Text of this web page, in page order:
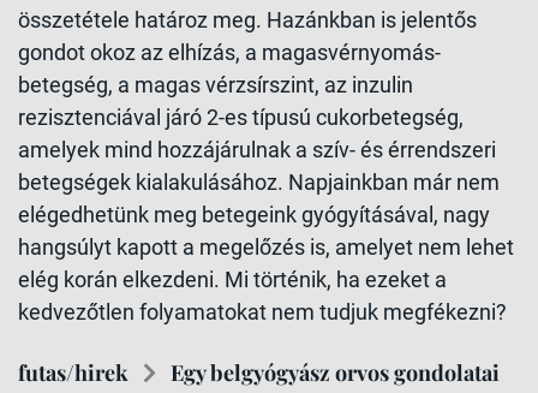
összetétele határoz meg. Hazánkban is jelentős
gondot okoz az elhízás, a magasvérnyomás-
betegség, a magas vérzsírszint, az inzulin
rezisztenciával járó 2-es típusú cukorbetegség,
amelyek mind hozzájárulnak a szív- és érrendszeri
betegségek kialakulásához. Napjainkban már nem
elégedhetünk meg betegeink gyógyításával, nagy
hangsúlyt kapott a megelőzés is, amelyet nem lehet
elég korán elkezdeni. Mi történik, ha ezeket a
kedvezőtlen folyamatokat nem tudjuk megfékezni?
futas/hirek Egy belgyógyász orvos gondolatai